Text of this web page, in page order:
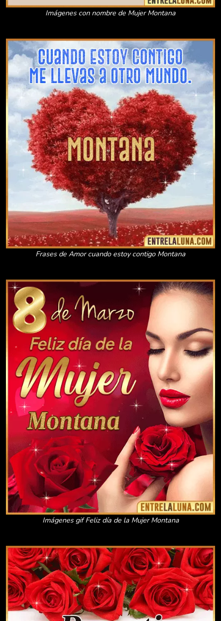
Imágenes con nombre de Mujer Montana
Frases de Amor cuando estoy contigo Montana
Imágenes gif Feliz día de la Mujer Montana